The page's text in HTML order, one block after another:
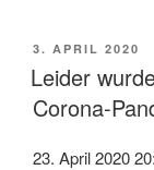
AM
3. APRIL 2020
Leider
Corona-
23. April 2020